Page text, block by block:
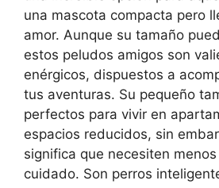
una mascota compacta pero
amor. Aunque su tamaño
estos peludos amigos son
enérgicos, dispuestos a
tus aventuras. Su pequeño
perfectos para vivir en
espacios reducidos, sin
significa que necesiten
cuidado. Son perros